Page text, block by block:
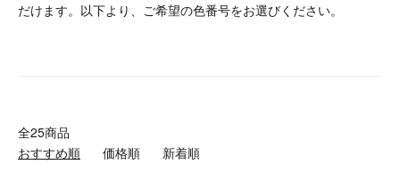
だけます。以下より、ご希望の色番号をお選びください。
全25商品
おすすめ順
価格順 新着順